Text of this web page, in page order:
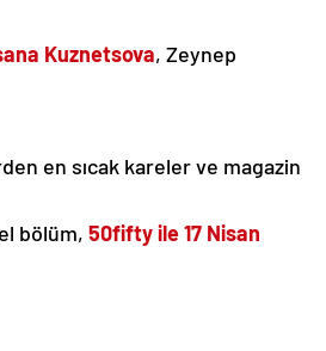
Kuznetsova, Zeynep
en sıcak kareler ve magazin
bölüm, 50fifty ile 17 Nisan